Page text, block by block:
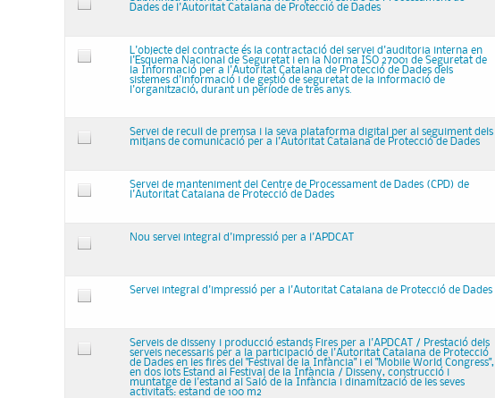
Dades de l'Autoritat Catalana de Protecció de Dades
L'objecte del contracte és la contractació del servei d'auditoria interna en
l'Esquema Nacional de Seguretat i en la Norma ISO 27001 de Seguretat de
la Informació per a l'Autoritat Catalana de Protecció de Dades dels
sistemes d'informació i de gestió de seguretat de la informació de
l'organització, durant un període de tres anys.
Servei de recull de premsa i la seva plataforma digital per al seguiment dels
mitjans de comunicació per a l'Autoritat Catalana de Protecció de Dades
Servei de manteniment del Centre de Processament de Dades (CPD) de
l'Autoritat Catalana de Protecció de Dades
Nou servei integral d'impressió per a l'APDCAT
Servei integral d'impressió per a l'Autoritat Catalana de Protecció de Dades
Serveis de disseny i producció estands Fires per a l'APDCAT / Prestació dels
serveis necessaris per a la participació de l'Autoritat Catalana de Protecció
de Dades en les fires del "Festival de la Infància" i el "Mobile World Congress",
en dos lots Estand al Festival de la Infància / Disseny, construcció i
muntatge de l'estand al Saló de la Infància i dinamització de les seves
activitats: estand de 100 m2